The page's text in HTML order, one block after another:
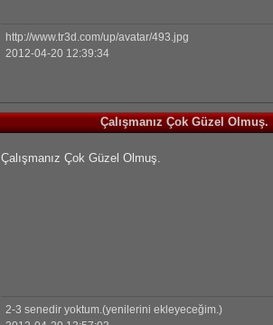
http://www.tr3d.com/up/avatar/493.jpg
2012-04-20 12:39:34
Çalışmanız Çok Güzel Olmuş.
Çalışmanız Çok Güzel Olmuş.
2-3 senedir yoktum.(yenilerini ekleyeceğim.)